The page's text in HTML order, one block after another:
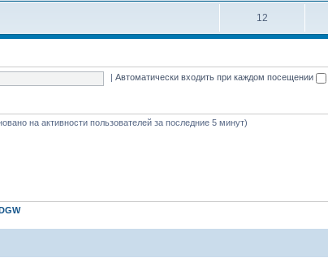
12
|Автоматически входить при каждом посещении
на активности пользователей за последние 5 минут)